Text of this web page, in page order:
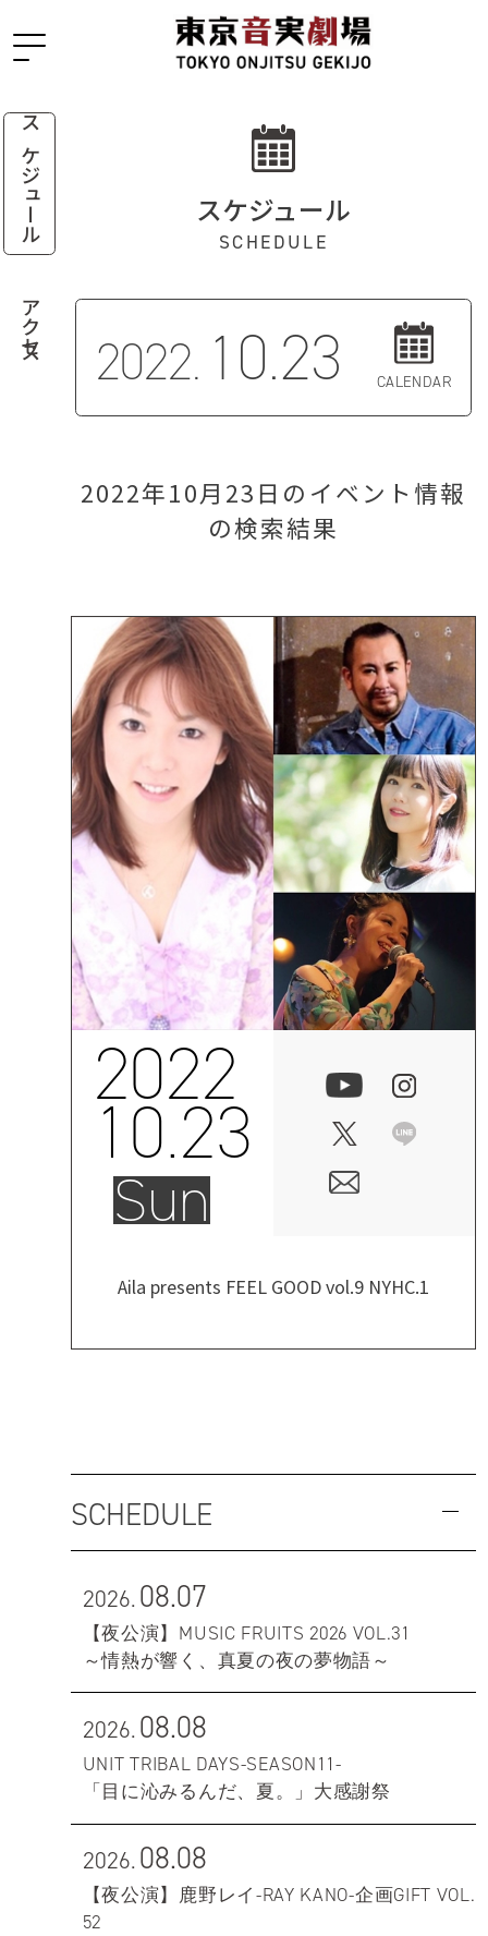
スケジュール
アクセス
スケジュール
SCHEDULE
2022. 10.23 CALENDAR
2022年10月23日のイベント情報
の検索結果
2022
10.23
Sun
Aila presents FEEL GOOD vol.9 NYHC.1
SCHEDULE
2026.08.07
【夜公演】MUSIC FRUITS 2026 VOL.31
～情熱が響く、真夏の夜の夢物語～
2026.08.08
UNIT TRIBAL DAYS-SEASON11-
「目に沁みるんだ、夏。」大感謝祭
2026.08.08
【夜公演】鹿野レイ-RAY KANO-企画GIFT VOL.
52